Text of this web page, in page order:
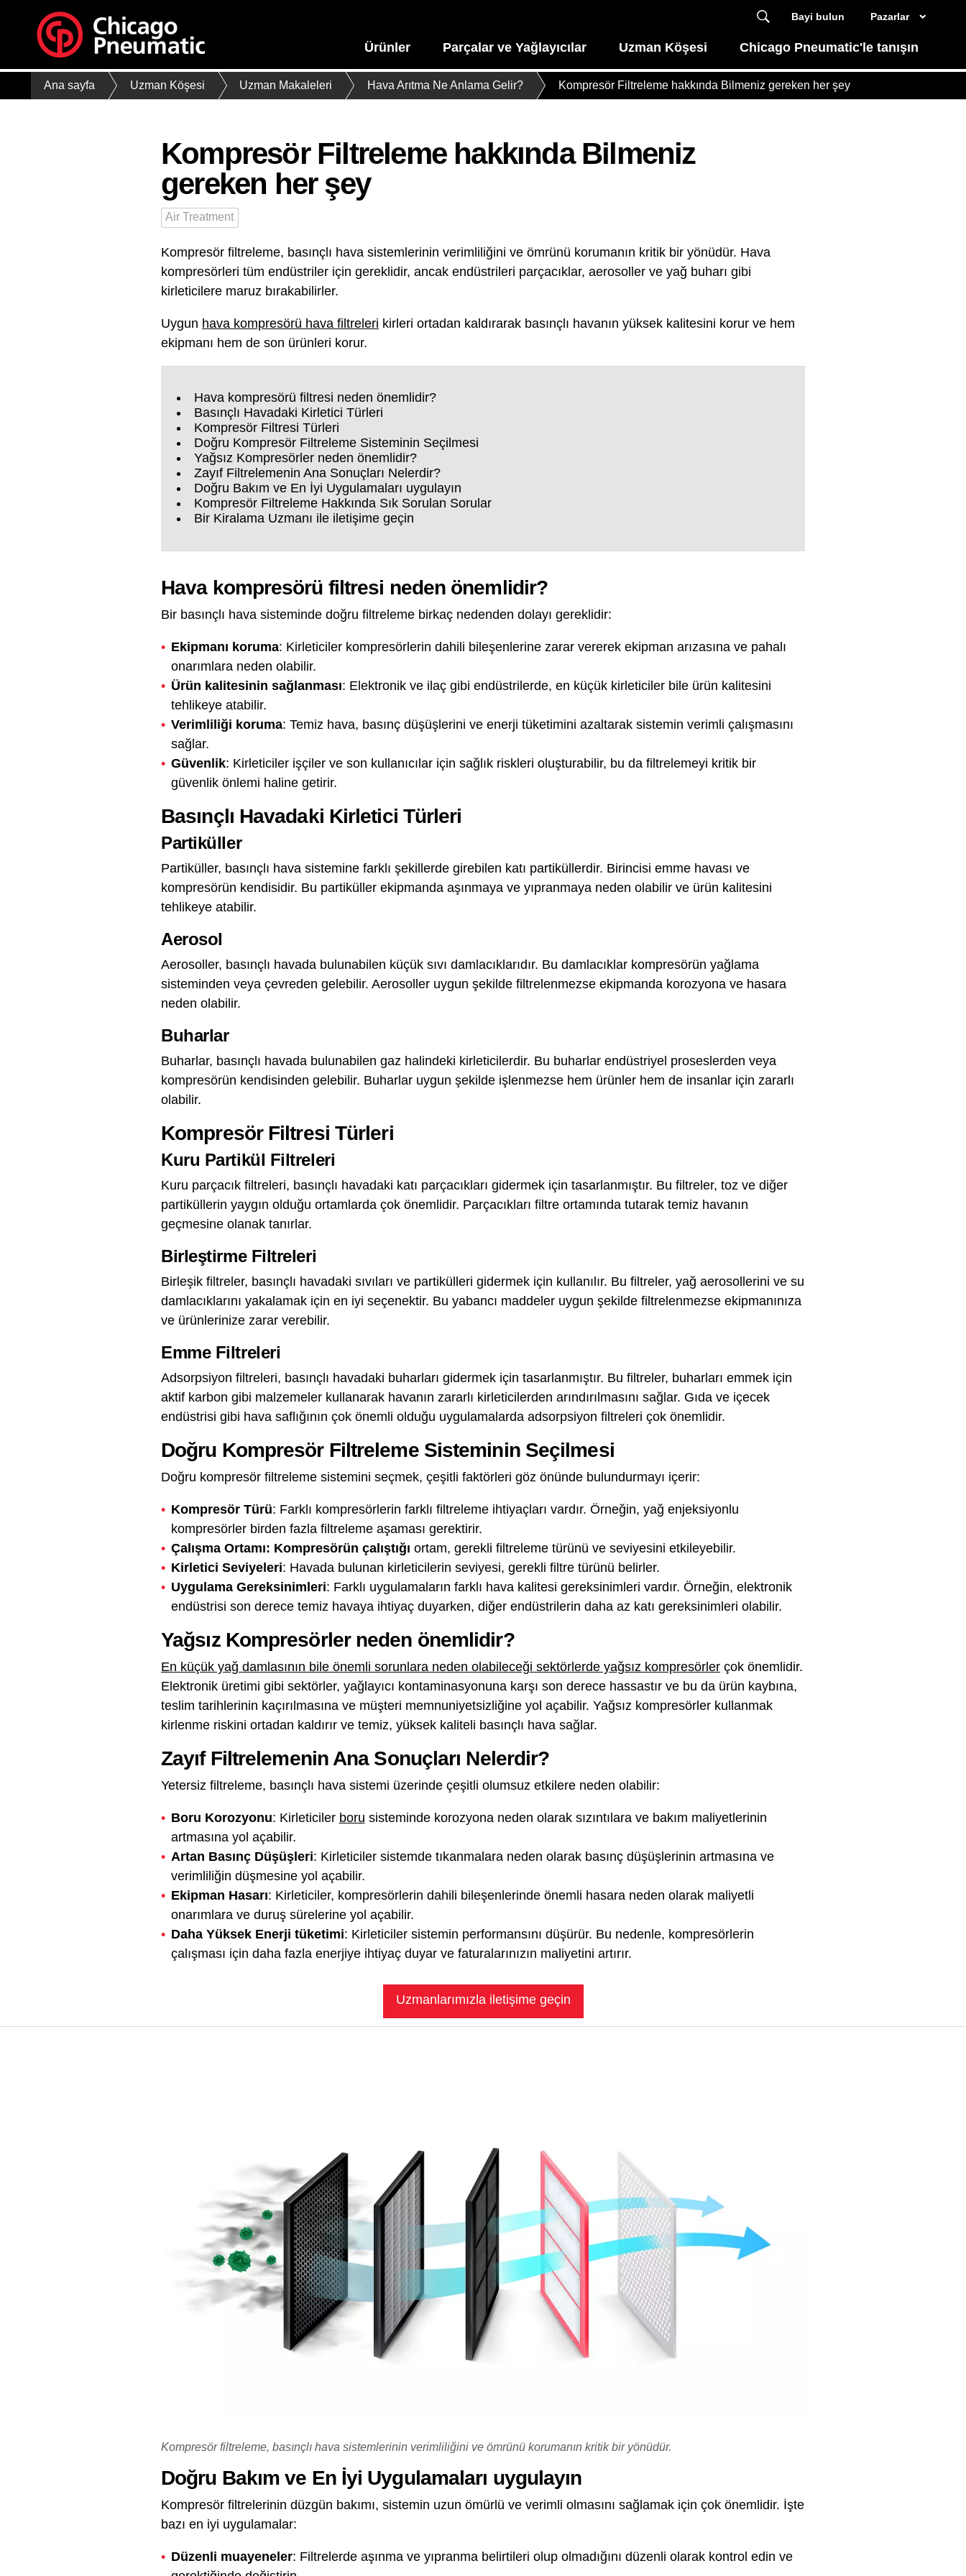
Pazarlar
Bayi bulun
Ürünler Parçalar ve Yağlayıcılar Uzman Köşesi Chicago Pneumatic'le tanışın
Ana sayfa Uzman Köşesi Uzman Makaleleri Hava Arıtma Ne Anlama Gelir? Kompresör Filtreleme hakkında Bilmeniz gereken her şey
Kompresör Filtreleme hakkında Bilmeniz
gereken her şey
Air Treatment
Kompresör filtreleme, basınçlı hava sistemlerinin verimliliğini ve ömrünü korumanın kritik bir yönüdür. Hava
kompresörleri tüm endüstriler için gereklidir, ancak endüstrileri parçacıklar, aerosoller ve yağ buharı gibi
kirleticilere maruz bırakabilirler.
Uygun hava kompresörü hava filtreleri kirleri ortadan kaldırarak basınçlı havanın yüksek kalitesini korur ve hem
ekipmanı hem de son ürünleri korur.
Hava kompresörü filtresi neden önemlidir?
Basınçlı Havadaki Kirletici Türleri
Kompresör Filtresi Türleri
Doğru Kompresör Filtreleme Sisteminin Seçilmesi
Yağsız Kompresörler neden önemlidir?
Zayıf Filtrelemenin Ana Sonuçları Nelerdir?
Doğru Bakım ve En İyi Uygulamaları uygulayın
Kompresör Filtreleme Hakkında Sık Sorulan Sorular
Bir Kiralama Uzmanı ile iletişime geçin
Hava kompresörü filtresi neden önemlidir?
Bir basınçlı hava sisteminde doğru filtreleme birkaç nedenden dolayı gereklidir:
Ekipmanı koruma: Kirleticiler kompresörlerin dahili bileşenlerine zarar vererek ekipman arızasına ve pahalı
onarımlara neden olabilir.
Ürün kalitesinin sağlanması: Elektronik ve ilaç gibi endüstrilerde, en küçük kirleticiler bile ürün kalitesini
tehlikeye atabilir.
Verimliliği koruma: Temiz hava, basınç düşüşlerini ve enerji tüketimini azaltarak sistemin verimli çalışmasını
sağlar.
Güvenlik: Kirleticiler işçiler ve son kullanıcılar için sağlık riskleri oluşturabilir, bu da filtrelemeyi kritik bir
güvenlik önlemi haline getirir.
Basınçlı Havadaki Kirletici Türleri
Partiküller
Partiküller, basınçlı hava sistemine farklı şekillerde girebilen katı partiküllerdir. Birincisi emme havası ve
kompresörün kendisidir. Bu partiküller ekipmanda aşınmaya ve yıpranmaya neden olabilir ve ürün kalitesini
tehlikeye atabilir.
Aerosol
Aerosoller, basınçlı havada bulunabilen küçük sıvı damlacıklarıdır. Bu damlacıklar kompresörün yağlama
sisteminden veya çevreden gelebilir. Aerosoller uygun şekilde filtrelenmezse ekipmanda korozyona ve hasara
neden olabilir.
Buharlar
Buharlar, basınçlı havada bulunabilen gaz halindeki kirleticilerdir. Bu buharlar endüstriyel proseslerden veya
kompresörün kendisinden gelebilir. Buharlar uygun şekilde işlenmezse hem ürünler hem de insanlar için zararlı
olabilir.
Kompresör Filtresi Türleri
Kuru Partikül Filtreleri
Kuru parçacık filtreleri, basınçlı havadaki katı parçacıkları gidermek için tasarlanmıştır. Bu filtreler, toz ve diğer
partiküllerin yaygın olduğu ortamlarda çok önemlidir. Parçacıkları filtre ortamında tutarak temiz havanın
geçmesine olanak tanırlar.
Birleştirme Filtreleri
Birleşik filtreler, basınçlı havadaki sıvıları ve partikülleri gidermek için kullanılır. Bu filtreler, yağ aerosollerini ve su
damlacıklarını yakalamak için en iyi seçenektir. Bu yabancı maddeler uygun şekilde filtrelenmezse ekipmanınıza
ve ürünlerinize zarar verebilir.
Emme Filtreleri
Adsorpsiyon filtreleri, basınçlı havadaki buharları gidermek için tasarlanmıştır. Bu filtreler, buharları emmek için
aktif karbon gibi malzemeler kullanarak havanın zararlı kirleticilerden arındırılmasını sağlar. Gıda ve içecek
endüstrisi gibi hava saflığının çok önemli olduğu uygulamalarda adsorpsiyon filtreleri çok önemlidir.
Doğru Kompresör Filtreleme Sisteminin Seçilmesi
Doğru kompresör filtreleme sistemini seçmek, çeşitli faktörleri göz önünde bulundurmayı içerir:
Kompresör Türü: Farklı kompresörlerin farklı filtreleme ihtiyaçları vardır. Örneğin, yağ enjeksiyonlu
kompresörler birden fazla filtreleme aşaması gerektirir.
Çalışma Ortamı: Kompresörün çalıştığı ortam, gerekli filtreleme türünü ve seviyesini etkileyebilir.
Kirletici Seviyeleri: Havada bulunan kirleticilerin seviyesi, gerekli filtre türünü belirler.
Uygulama Gereksinimleri: Farklı uygulamaların farklı hava kalitesi gereksinimleri vardır. Örneğin, elektronik
endüstrisi son derece temiz havaya ihtiyaç duyarken, diğer endüstrilerin daha az katı gereksinimleri olabilir.
Yağsız Kompresörler neden önemlidir?
En küçük yağ damlasının bile önemli sorunlara neden olabileceği sektörlerde yağsız kompresörler çok önemlidir.
Elektronik üretimi gibi sektörler, yağlayıcı kontaminasyonuna karşı son derece hassastır ve bu da ürün kaybına,
teslim tarihlerinin kaçırılmasına ve müşteri memnuniyetsizliğine yol açabilir. Yağsız kompresörler kullanmak
kirlenme riskini ortadan kaldırır ve temiz, yüksek kaliteli basınçlı hava sağlar.
Zayıf Filtrelemenin Ana Sonuçları Nelerdir?
Yetersiz filtreleme, basınçlı hava sistemi üzerinde çeşitli olumsuz etkilere neden olabilir:
Boru Korozyonu: Kirleticiler boru sisteminde korozyona neden olarak sızıntılara ve bakım maliyetlerinin
artmasına yol açabilir.
Artan Basınç Düşüşleri: Kirleticiler sistemde tıkanmalara neden olarak basınç düşüşlerinin artmasına ve
verimliliğin düşmesine yol açabilir.
Ekipman Hasarı: Kirleticiler, kompresörlerin dahili bileşenlerinde önemli hasara neden olarak maliyetli
onarımlara ve duruş sürelerine yol açabilir.
Daha Yüksek Enerji tüketimi: Kirleticiler sistemin performansını düşürür. Bu nedenle, kompresörlerin
çalışması için daha fazla enerjiye ihtiyaç duyar ve faturalarınızın maliyetini artırır.
Uzmanlarımızla iletişime geçin
Kompresör filtreleme, basınçlı hava sistemlerinin verimliliğini ve ömrünü korumanın kritik bir yönüdür.
Doğru Bakım ve En İyi Uygulamaları uygulayın
Kompresör filtrelerinin düzgün bakımı, sistemin uzun ömürlü ve verimli olmasını sağlamak için çok önemlidir. İşte
bazı en iyi uygulamalar:
Düzenli muayeneler: Filtrelerde aşınma ve yıpranma belirtileri olup olmadığını düzenli olarak kontrol edin ve